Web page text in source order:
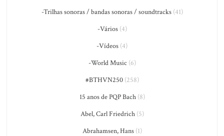
-Trilhas sonoras / bandas sonoras / soundtracks(41)
-Vários(4)
-Vídeos (4)
-World Music (6)
#BTHVN250(258)
15 anos de PQP Bach(8)
Abel, Carl Friedrich(5)
Abrahamsen, Hans(1)